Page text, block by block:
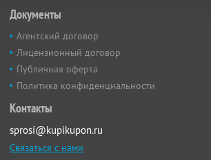
Документы
Агентский договор
Лицензионный договор
Публичная оферта
Политика конфиденциальности
Контакты
sprosi@kupikupon.ru
Связаться с нами